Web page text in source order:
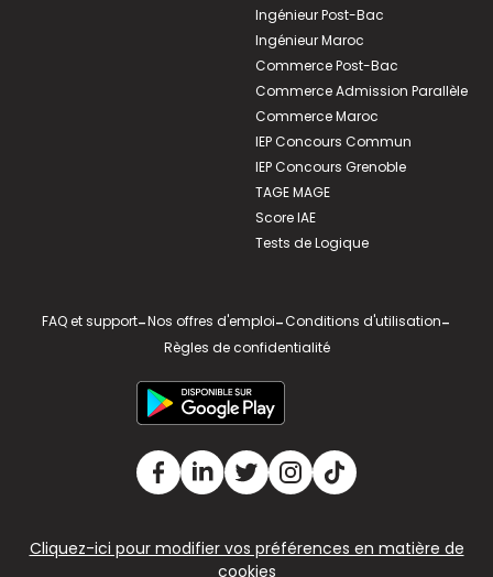
Ingénieur Post-Bac
Ingénieur Maroc
Commerce Post-Bac
Commerce Admission Parallèle
Commerce Maroc
IEP Concours Commun
IEP Concours Grenoble
TAGE MAGE
Score IAE
Tests de Logique
FAQ et support-Nos offres d'emploi-Conditions d'utilisation-
Règles de confidentialité
Cliquez-ici pour modifier vos préférences en matière de
cookies